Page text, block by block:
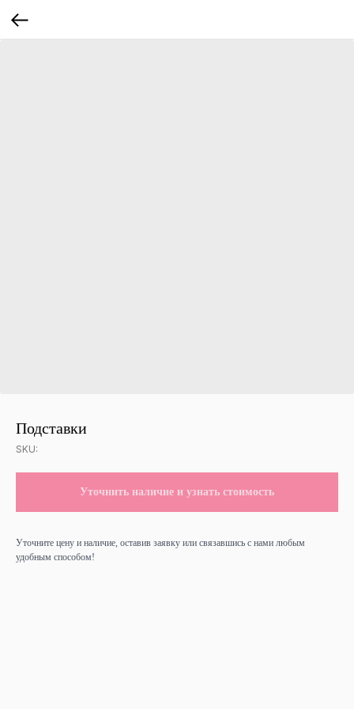
Подставки
SKU:
Уточнить наличие и узнать стоимость
Уточните цену и наличие, оставив заявку или связавшись с нами любым
удобным способом!